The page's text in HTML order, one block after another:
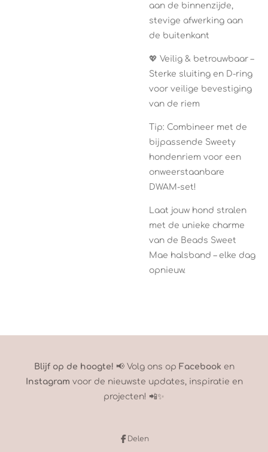
aan de binnenzijde,
stevige afwerking aan
de buitenkant
💖 Veilig & betrouwbaar –
Sterke sluiting en D-ring
voor veilige bevestiging
van de riem
Tip: Combineer met de
bijpassende Sweety
hondenriem voor een
onweerstaanbare
DWAM-set!
Laat jouw hond stralen
met de unieke charme
van de Beads Sweet
Mae halsband – elke dag
opnieuw.
Blijf op de hoogte! 📢 Volg ons op Facebook en
Instagram voor de nieuwste updates, inspiratie en
projecten! 📲✨
Delen